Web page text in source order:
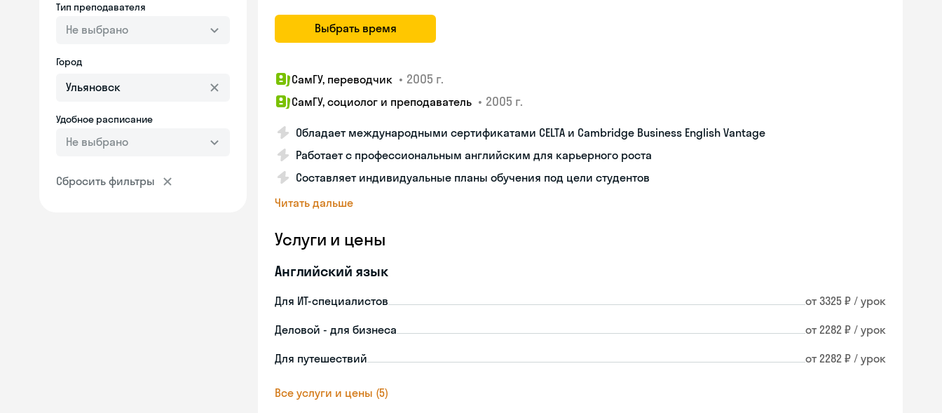
Тип преподавателя
Не выбрано
Город
Удобное расписание
Не выбрано
Сбросить фильтры
Выбрать время
СамГУ, переводчик • 2005 г.
СамГУ, социолог и преподаватель • 2005 г.
Обладает международными сертификатами CELTA и Cambridge Business English Vantage
Работает с профессиональным английским для карьерного роста
Составляет индивидуальные планы обучения под цели студентов
Читать дальше
Услуги и цены
Английский язык
Для ИТ-специалистов от 3325 ₽ / урок
Деловой - для бизнеса от 2282 ₽ / урок
Для путешествий от 2282 ₽ / урок
Все услуги и цены (5)